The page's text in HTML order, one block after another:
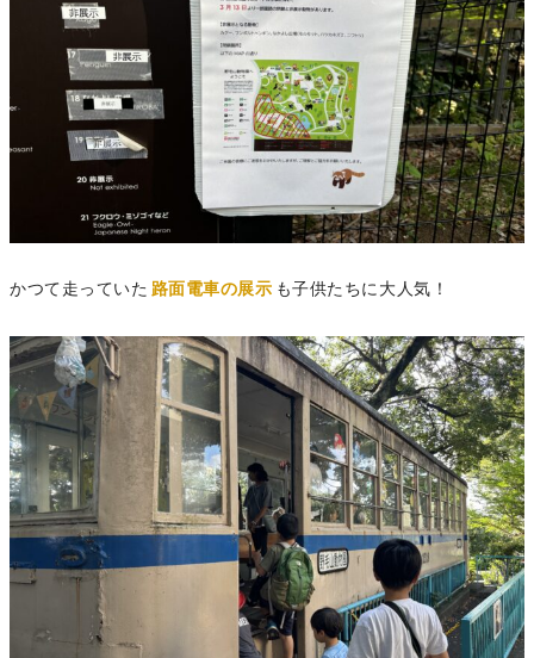
かつて走っていた 路面電車の展示 も子供たちに大人気！